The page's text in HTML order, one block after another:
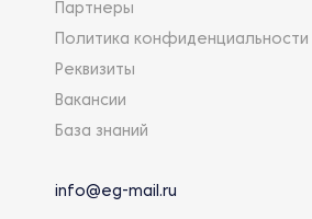
Партнеры
Политика конфиденциальности
Реквизиты
Вакансии
База знаний
info@eg-mail.ru